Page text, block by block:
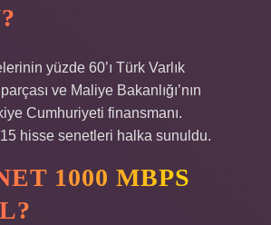
yüzde 60’ı Türk Varlık
ve Maliye Bakanlığı’nın
Cumhuriyeti finansmanı.
hisse senetleri halka sunuldu.
1000 MBPS